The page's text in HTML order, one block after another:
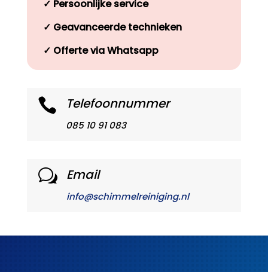
✓ Persoonlijke service
✓ Geavanceerde technieken
✓ Offerte via Whatsapp
 Telefoonnummer
085 10 91 083
w Email
info@schimmelreiniging.nl